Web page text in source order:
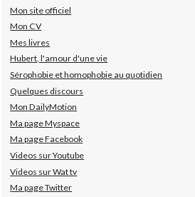
Mon site officiel
Mon CV
Mes livres
Hubert, l'amour d'une vie
Sérophobie et homophobie au quotidien
Quelques discours
Mon DailyMotion
Ma page Myspace
Ma page Facebook
Videos sur Youtube
Videos sur Wat tv
Ma page Twitter